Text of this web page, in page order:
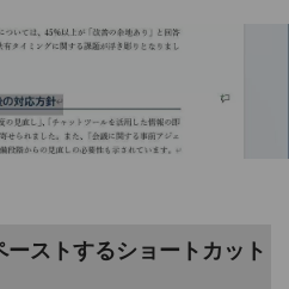
ストするショートカット